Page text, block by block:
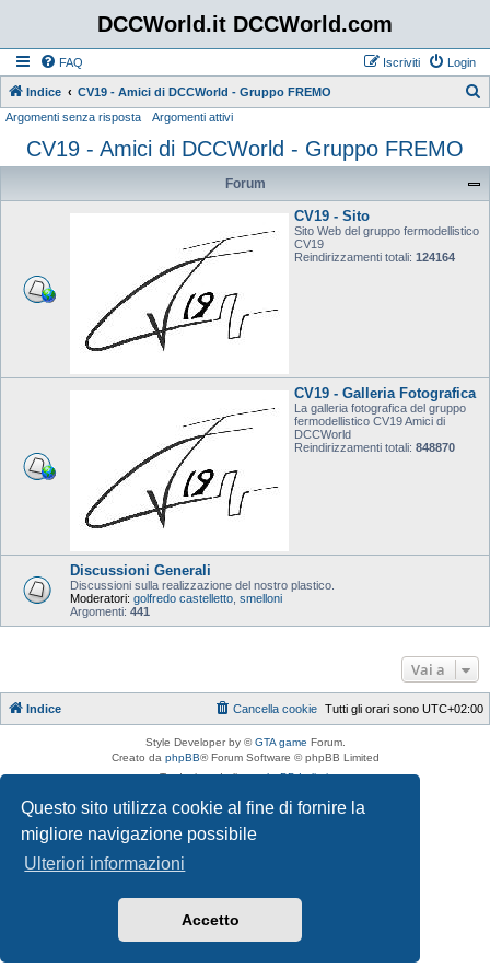
Questo sito utilizza cookie al fine di fornire la
migliore navigazione possibile
Ulteriori informazioni
Accetto
DCCWorld.it DCCWorld.com
FAQ Login
Iscriviti
Indice CV19 - Amici di DCCWorld - Gruppo FREMO
c
Argomenti senza risposta Argomenti attivi
CV19 - Amici di DCCWorld - Gruppo FREMO
Forum
CV19 - Sito
Sito Web del gruppo fermodellistico
CV19
Reindirizzamenti totali: 124164
CV19 - Galleria Fotografica
La galleria fotografica del gruppo
fermodellistico CV19 Amici di
DCCWorld
Reindirizzamenti totali: 848870
Discussioni Generali
Discussioni sulla realizzazione del nostro plastico.
Moderatori: golfredo castelletto smelloni
Argomenti: 441
Vai a
Indice Tutti gli orari sono UTC+02:00
Cancella cookie
Style Developer by ©GTA game Forum.
Creato da phpBB® Forum Software © phpBB Limited
Traduzione ItalianaphpBB-Italia.it